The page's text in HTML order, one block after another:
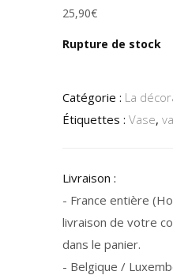
25,90€
Rupture de stock
Catégorie : La
Étiquettes : Vase,
Livraison :
- France entière
livraison de votre
dans le panier.
- Belgique /